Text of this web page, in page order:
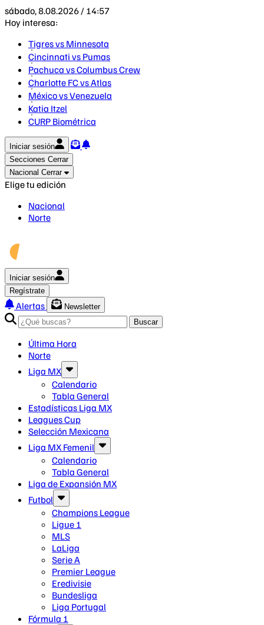
sábado, 8.08.2026 / 14:57
Hoy interesa:
Tigres vs Minnesota
Cincinnati vs Pumas
Pachuca vs Columbus Crew
Charlotte FC vs Atlas
México vs Venezuela
Katia Itzel
CURP Biométrica
Iniciar sesión
Secciones Cerrar
Nacional Cerrar
Elige tu edición
Nacional
Norte
Iniciar sesión
Regístrate
Alertas
Newsletter
Buscar
Última Hora
Norte
Liga MX
Calendario
Tabla General
Estadísticas Liga MX
Leagues Cup
Selección Mexicana
Liga MX Femenil
Calendario
Tabla General
Liga de Expansión MX
Futbol
Champions League
Ligue 1
MLS
LaLiga
Serie A
Premier League
Eredivisie
Bundesliga
Liga Portugal
Fórmula 1